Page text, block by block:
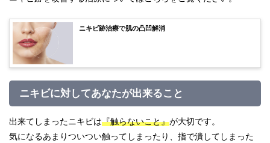
ニキビ跡治療で肌の凸凹解消
ニキビに対してあなたが出来ること
出来てしまったニキビは『触らないこと』が大切です。
気になるあまりついつい触ってしまったり、指で潰してしまった